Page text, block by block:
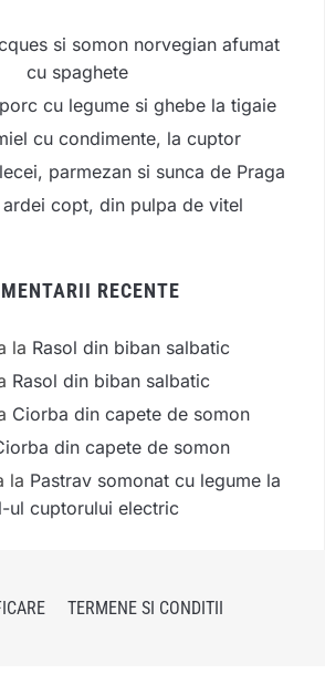
si somon norvegian afumat
cu spaghete
cu legume si ghebe la tigaie
cu condimente, la cuptor
parmezan si sunca de Praga
copt, din pulpa de vitel
RECENTE
la Rasol din biban salbatic
Rasol din biban salbatic
Ciorba din capete de somon
din capete de somon
la Pastrav somonat cu legume la
ul cuptorului electric
TERMENE SI CONDITII